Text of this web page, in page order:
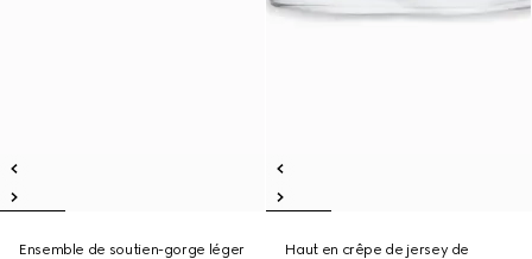
Ensemble de soutien-gorge léger
Haut en crêpe de jersey de